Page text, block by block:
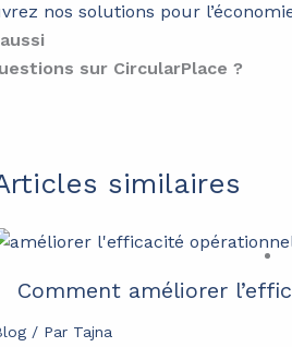
nos solutions pour
sur CircularPlace ?
similaires
Comment améliorer
/ Par Tajna